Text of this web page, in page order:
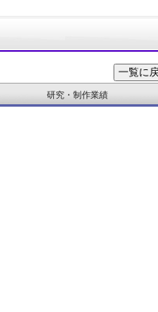
研究・制作業績